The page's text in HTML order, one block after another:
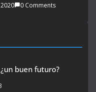
0 Comments
buen futuro?